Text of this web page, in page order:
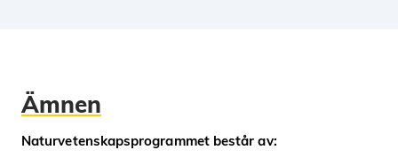
Ämnen
Naturvetenskapsprogrammet består av: